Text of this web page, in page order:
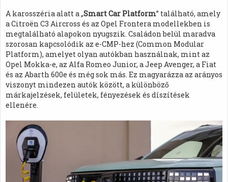
A karosszéria alatt a „Smart Car Platform” található, amely
a Citroën C3 Aircross és az Opel Frontera modellekben is
megtalálható alapokon nyugszik. Családon belül maradva
szorosan kapcsolódik az e-CMP-hez (Common Modular
Platform), amelyet olyan autókban használnak, mint az
Opel Mokka-e, az Alfa Romeo Junior, a Jeep Avenger, a Fiat
és az Abarth 600e és még sok más. Ez magyarázza az arányos
viszonyt mindezen autók között, a különböző
márkajelzések, felületek, fényezések és díszítések
ellenére.